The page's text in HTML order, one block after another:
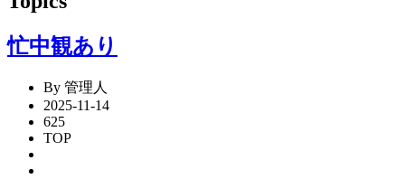
忙中観あり
By 管理人
2025-11-14
625
TOP